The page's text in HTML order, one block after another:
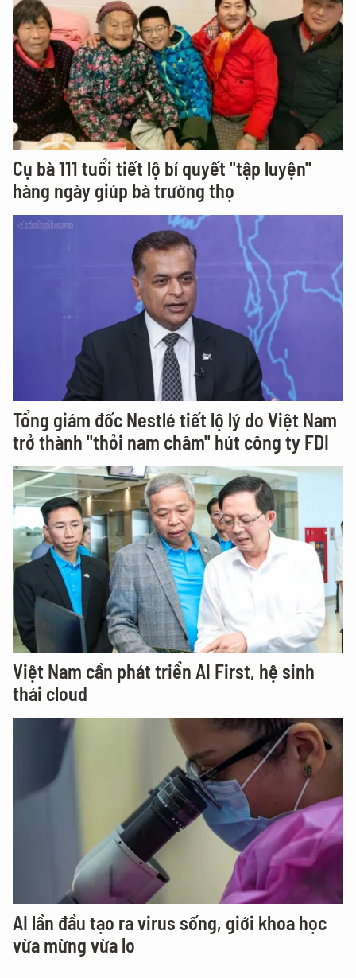
Cụ bà 111 tuổi tiết lộ bí quyết "tập luyện"
hàng ngày giúp bà trường thọ
Tổng giám đốc Nestlé tiết lộ lý do Việt Nam
trở thành "thỏi nam châm" hút công ty FDI
Việt Nam cần phát triển AI First, hệ sinh
thái cloud
AI lần đầu tạo ra virus sống, giới khoa học
vừa mừng vừa lo